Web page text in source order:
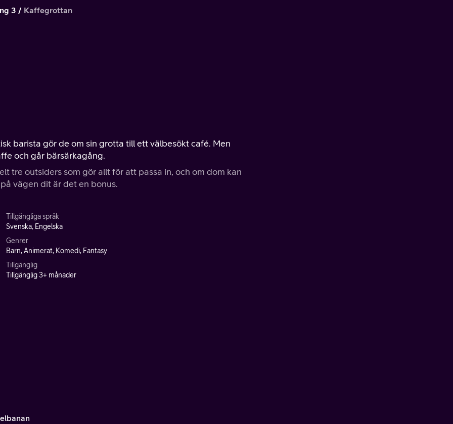
3 Kaffegrottan
barista gör de om sin grotta till ett välbesökt café. Men
och går bärsärkagång.
tre outsiders som gör allt för att passa in, och om dom kan
vägen dit är det en bonus.
Tillgängliga språk
Svenska, Engelska
Genrer
Barn, Animerat, Komedi, Fantasy
Tillgänglig
Tillgänglig 3+ månader